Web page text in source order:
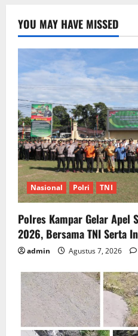
YOU MAY HAVE MISSED
Nasional Polri TNI
Polres Kampar Gelar Apel
2026, Bersama TNI Serta
admin Agustus 7, 2026